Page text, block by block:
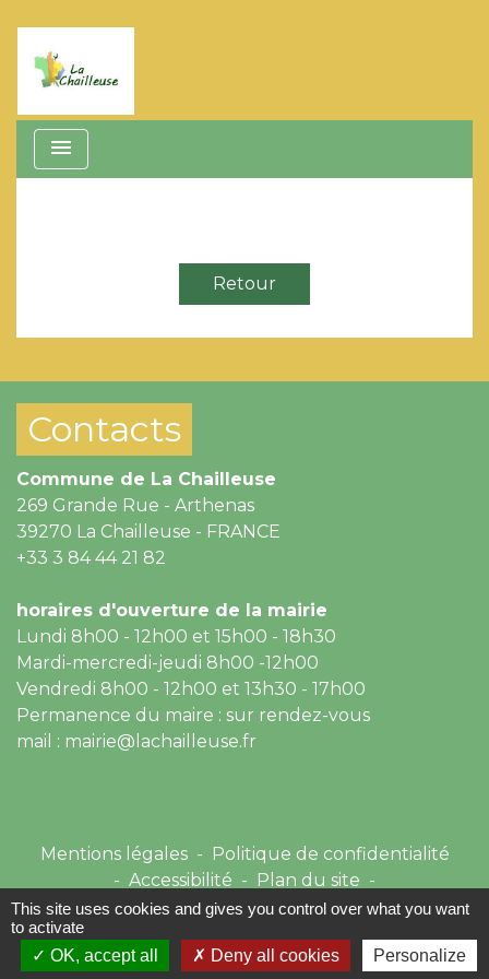
menu
Retour
Contacts
Commune de La Chailleuse
269 Grande Rue - Arthenas
39270 La Chailleuse - FRANCE
+33 3 84 44 21 82
horaires d'ouverture de la mairie
Lundi 8h00 - 12h00 et 15h00 - 18h30
Mardi-mercredi-jeudi 8h00 -12h00
Vendredi 8h00 - 12h00 et 13h30 - 17h00
Permanence du maire : sur rendez-vous
mail : mairie@lachailleuse.fr
Mentions légales - Politique de confidentialité
- Accessibilité - Plan du site -
Gestion des cookies
Site créé en partenariat avec Réseau des Communes
This site uses cookies and gives you control over what you want
to activate
OK, accept all
Deny all cookies Personalize